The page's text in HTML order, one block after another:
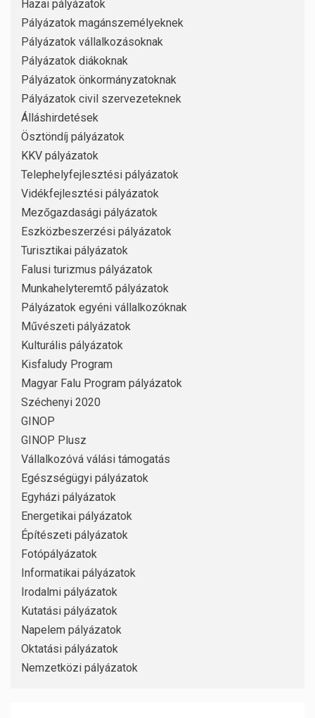
Hazai pályázatok
Pályázatok magánszemélyeknek
Pályázatok vállalkozásoknak
Pályázatok diákoknak
Pályázatok önkormányzatoknak
Pályázatok civil szervezeteknek
Álláshirdetések
Ösztöndíj pályázatok
KKV pályázatok
Telephelyfejlesztési pályázatok
Vidékfejlesztési pályázatok
Mezőgazdasági pályázatok
Eszközbeszerzési pályázatok
Turisztikai pályázatok
Falusi turizmus pályázatok
Munkahelyteremtő pályázatok
Pályázatok egyéni vállalkozóknak
Művészeti pályázatok
Kulturális pályázatok
Kisfaludy Program
Magyar Falu Program pályázatok
Széchenyi 2020
GINOP
GINOP Plusz
Vállalkozóvá válási támogatás
Egészségügyi pályázatok
Egyházi pályázatok
Energetikai pályázatok
Építészeti pályázatok
Fotópályázatok
Informatikai pályázatok
Irodalmi pályázatok
Kutatási pályázatok
Napelem pályázatok
Oktatási pályázatok
Nemzetközi pályázatok